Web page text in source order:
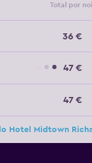
Total por
36 €
47 €
47 €
Hotel Midtown